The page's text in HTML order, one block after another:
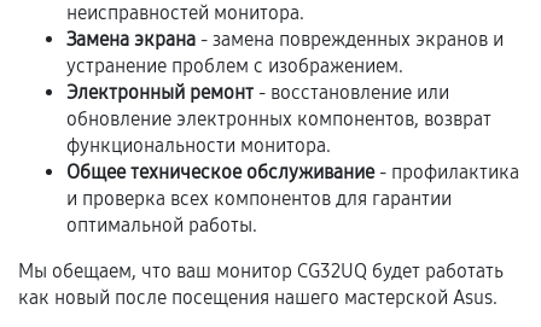
отдельных условиях.
Если комплектующие куплены
самостоятельно
Гарантия на выполненные работы может
сохраняться полностью или частично, если
Предоставленные детали подходят по
техническим параметрам и не имеют внешних
неисправностей монитора.
Замена экрана - замена поврежденных экранов и
устранение проблем с изображением.
Электронный ремонт - восстановление или
обновление электронных компонентов, возврат
функциональности монитора.
Общее техническое обслуживание- профилактика
и проверка всех компонентов для гарантии
оптимальной работы.
Мы обещаем, что ваш монитор CG32UQ будет работать
как новый после посещения нашего мастерской Asus.